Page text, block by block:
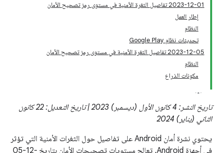
‎2023-12-01 تفاصيل الثغرة الأمنية في مستوى رمز تصحيح الأمان
إطار العمل
النظام
تحديثات نظام Google Play
‎2023-12-05 تفاصيل الثغرة الأمنية في مستوى رمز تصحيح الأمان
النظام
مكونات الذراع
تاريخ النشر: 4 كانون الأول (ديسمبر) 2023 | تاريخ التعديل: 22 كانون
الثاني (يناير) 2024
يحتوي نشرة أمان Android على تفاصيل حول الثغرات الأمنية التي تؤثر
في أجهزة Android. تعالج مستويات تصحيحات الأمان بتاريخ ‎05-12-